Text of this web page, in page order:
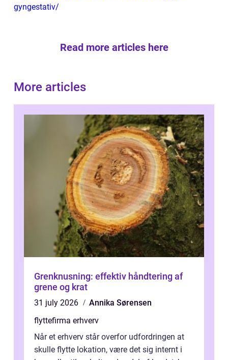
gyngestativ/
Read more articles here
More articles
Grenknusning: effektiv håndtering af
grene og krat
31 july 2026
Annika Sørensen
flyttefirma erhverv
Når et erhverv står overfor udfordringen at
skulle flytte lokation, være det sig internt i